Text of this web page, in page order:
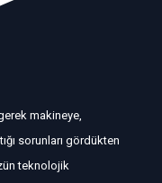
makineye,
sorunları gördükten
teknolojik